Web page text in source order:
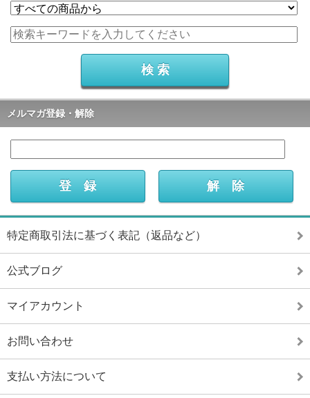
メルマガ登録・解除
特定商取引法に基づく表記（返品など）
公式ブログ
マイアカウント
お問い合わせ
支払い方法について